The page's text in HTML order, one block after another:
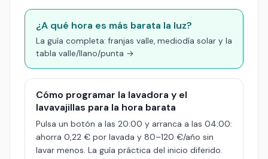
¿A qué hora es más barata la luz?
La guía completa: franjas valle, mediodía solar y la
tabla valle/llano/punta →
Cómo programar la lavadora y el
lavavajillas para la hora barata
Pulsa un botón a las 20:00 y arranca a las 04:00:
ahorra 0,22 € por lavada y 80–120 €/año sin
lavar menos. La guía práctica del inicio diferido.